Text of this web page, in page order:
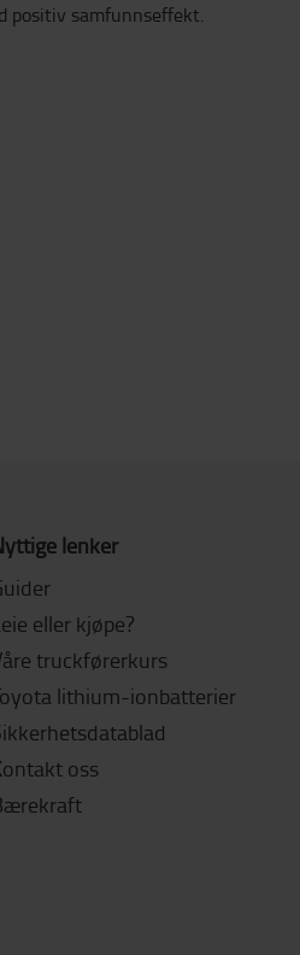
positiv samfunnseffekt.
lenker
eller kjøpe?
truckførerkurs
lithium-ionbatterier
oss